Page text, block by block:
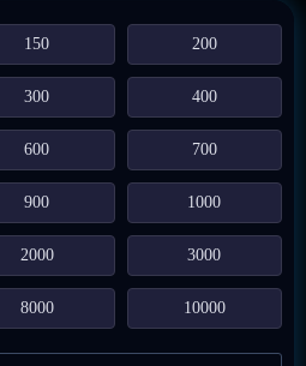
150 200
300 400
600 700
900 1000
2000 3000
8000 10000